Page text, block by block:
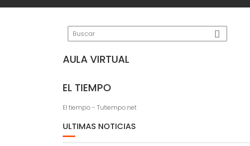
AULA VIRTUAL
EL TIEMPO
El tiempo - Tutiempo.net
ULTIMAS NOTICIAS